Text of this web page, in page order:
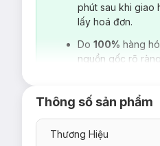
Nhãn hiệu mỹ phẩm3
nổi tiếng, luôn đi đầu các
đầu bước vào thị trường
Hasaki.
phút sau khi giao
lấy hoá đơn.
Do 100% hàng
nguồn gốc rõ ràng.
Thông số sản phẩm
Thương Hiệu